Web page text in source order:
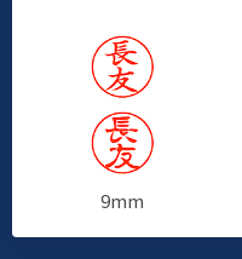
9mm